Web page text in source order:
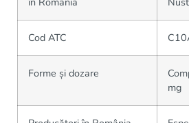
Cod ATC
Forme și dozare
mg